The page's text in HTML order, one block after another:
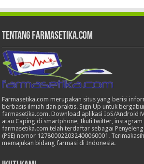
Tentang Farmasetika.com
Farmasetika.com merupakan situs yang berisi
berbasis ilmiah dan praktis. Sign Up untuk
farmasetika.com. Download aplikasi IoS/Android
atau Caping di smartphone, Ikuti twitter,
farmasetika.com telah terdaftar sebagai
(PSE) nomor 127800022032400060001.
memajukan bidang farmasi di Indonesia.